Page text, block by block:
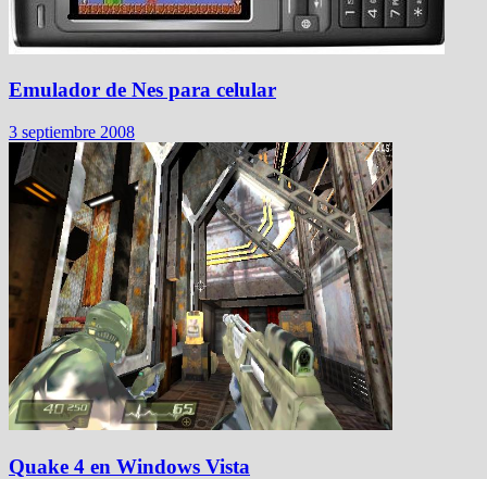
Emulador de Nes para celular
3 septiembre 2008
Quake 4 en Windows Vista